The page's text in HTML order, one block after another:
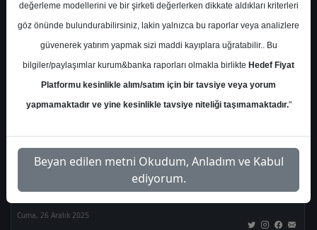
Kurum Sayısı
18
Al
9
Tut
2
End.
Get.
2
Endeks
Get.
2
Tavsiye
2
Cuma, 26 Aralık 2025
değerleme modellerini ve bir şirketi değerlerken dikkate aldıkları kriterleri
göz önünde bulundurabilirsiniz, lakin yalnızca bu raporlar veya analizlere
güvenerek yatırım yapmak sizi maddi kayıplara uğratabilir.. Bu
bilgiler/paylaşımlar kurum&banka raporları olmakla birlikte Hedef Fiyat
Platformu kesinlikle alım/satım için bir tavsiye veya yorum
yapmamaktadır ve yine kesinlikle tavsiye niteliği taşımamaktadır."
Beyan edilen metni Okudum, Anladım ve Kabul
ediyorum.